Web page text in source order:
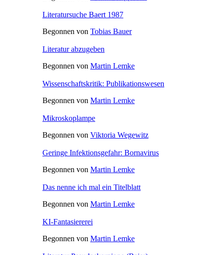
Literatursuche Baert 1987
Begonnen von Tobias Bauer
Literatur abzugeben
Begonnen von Martin Lemke
Wissenschaftskritik: Publikationswesen
Begonnen von Martin Lemke
Mikroskoplampe
Begonnen von Viktoria Wegewitz
Geringe Infektionsgefahr: Bornavirus
Begonnen von Martin Lemke
Das nenne ich mal ein Titelblatt
Begonnen von Martin Lemke
KI-Fantasiererei
Begonnen von Martin Lemke